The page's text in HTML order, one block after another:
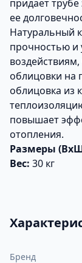
придает
ее
Натуральный
прочностью и
облицовки на
облицовка из
повышает
отопления.
Размеры
Вес: 30 кг
Бренд